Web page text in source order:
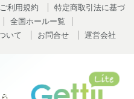
ご利用規約
特定商取引法に基づ
全国ホールー覧
いて お問合せ 運営会社